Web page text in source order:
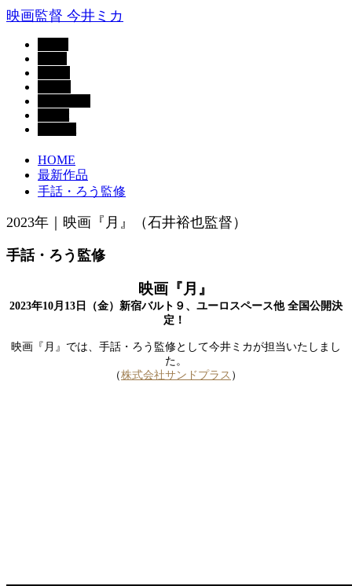
映画監督 今井ミカ
HOME
最新作品
手話・ろう監修
2023年｜映画『月』（石井裕也監督）
手話・ろう監修
映画『月』
2023年10月13日（金）新宿バルト９、ユーロスペース他 全国公開決
定！
映画『月』では、手話・ろう監修として今井ミカが担当いたしまし
た。
（株式会社サンドプラス ）